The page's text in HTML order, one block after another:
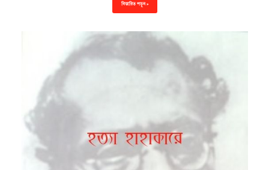
বিস্তারিত পড়ুন »